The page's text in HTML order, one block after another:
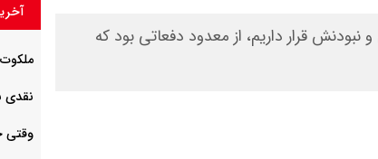
نبودنش قرار داریم، از معدود دفعاتی بود که
نقدی
وقتی